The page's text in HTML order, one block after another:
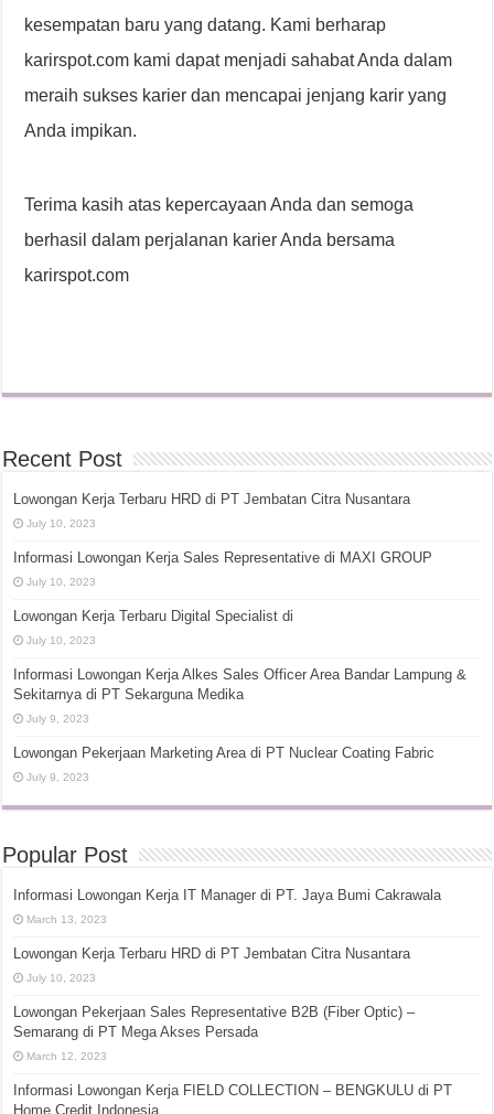
kesempatan baru yang datang. Kami berharap
karirspot.com kami dapat menjadi sahabat Anda dalam
meraih sukses karier dan mencapai jenjang karir yang
Anda impikan.
Terima kasih atas kepercayaan Anda dan semoga
berhasil dalam perjalanan karier Anda bersama
karirspot.com
Recent Post
Lowongan Kerja Terbaru HRD di PT Jembatan Citra Nusantara
July 10, 2023
Informasi Lowongan Kerja Sales Representative di MAXI GROUP
July 10, 2023
Lowongan Kerja Terbaru Digital Specialist di
July 10, 2023
Informasi Lowongan Kerja Alkes Sales Officer Area Bandar Lampung &
Sekitarnya di PT Sekarguna Medika
July 9, 2023
Lowongan Pekerjaan Marketing Area di PT Nuclear Coating Fabric
July 9, 2023
Popular Post
Informasi Lowongan Kerja IT Manager di PT. Jaya Bumi Cakrawala
March 13, 2023
Lowongan Kerja Terbaru HRD di PT Jembatan Citra Nusantara
July 10, 2023
Lowongan Pekerjaan Sales Representative B2B (Fiber Optic) –
Semarang di PT Mega Akses Persada
March 12, 2023
Informasi Lowongan Kerja FIELD COLLECTION – BENGKULU di PT
Home Credit Indonesia